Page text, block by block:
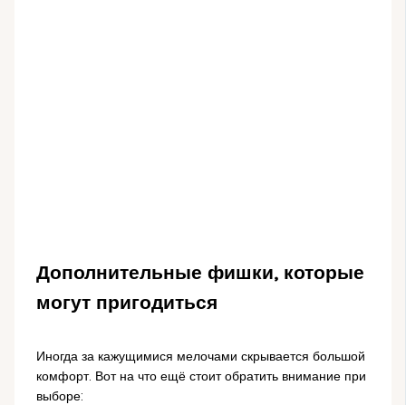
Дополнительные фишки, которые
могут пригодиться
Иногда за кажущимися мелочами скрывается большой
комфорт. Вот на что ещё стоит обратить внимание при
выборе: